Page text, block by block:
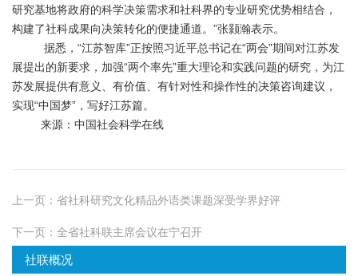
研究基地将政府的科学决策需求和社科界的专业研究优势相结合，
构建了社科成果向决策转化的便捷通道。”张颢瀚表示。
据悉，“江苏智库”正按照习近平总书记在“两会”期间对江苏发
展提出的新要求，加强“两个率先”重大理论和实践问题的研究，为江
苏发展提供有意义、有价值、有针对性和操作性的决策咨询建议，
实现“中国梦”，写好江苏篇。
来源：中国社会科学在线
上一页： 省社科研究文化精品外语类课题深受学界好评
下一页： 全省社科联主席会议在宁召开
社联概况